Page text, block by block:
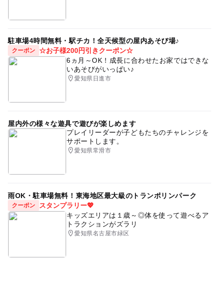
駐車場4時間無料・駅チカ！全天候型の屋内あそび場♪
クーポン ☆お子様200円引きクーポン☆
6ヵ月～OK！成長に合わせたお家ではできな
いあそびがいっぱい♪
愛知県日進市
屋内外の様々な遊具で遊びが楽しめます
プレイリーダーが子どもたちのチャレンジを
サポートします。
愛知県常滑市
雨OK・駐車場無料！東海地区最大級のトランポリンパーク
クーポン
スタンプラリー💖
キッズエリアは１歳～◎体を使って遊べるア
トラクションがズラリ
愛知県名古屋市緑区